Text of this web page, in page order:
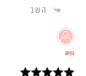
השב
נויה